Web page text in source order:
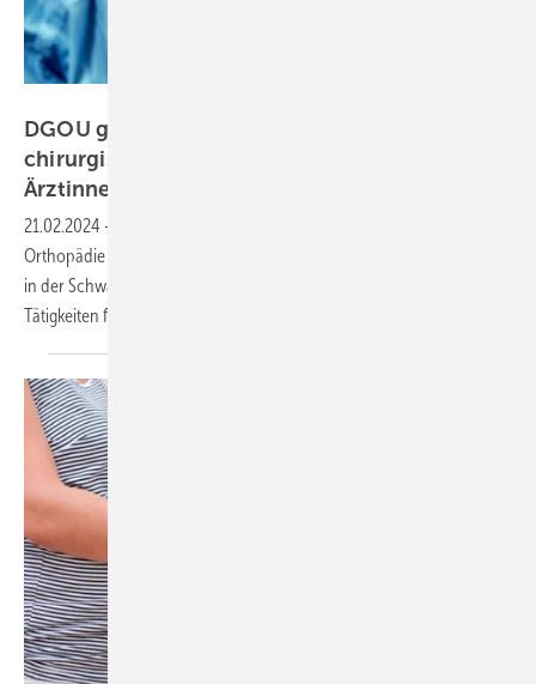
DGOU gibt Positivliste mit unbedenklichen
chirurgischen Tätigkeiten für schwangere
Ärztinnen
21.02.2024 -
Orthopädie und Unfallchirurgie (DGOU) und der Initiative „Operieren
in der Schwangerschaft“ (OPidS) benennt über 40 chirurgische
Tätigkeiten für schwangere